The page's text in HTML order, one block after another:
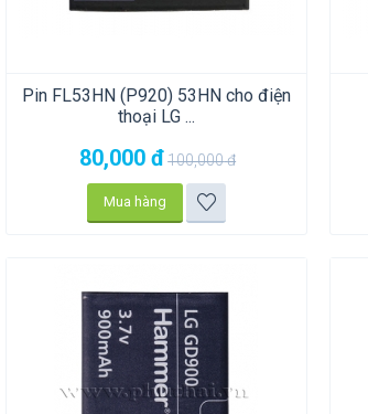
Pin FL53HN (P920) 53HN cho điện
thoại LG ...
80,000 đ100,000đ
Mua hàng